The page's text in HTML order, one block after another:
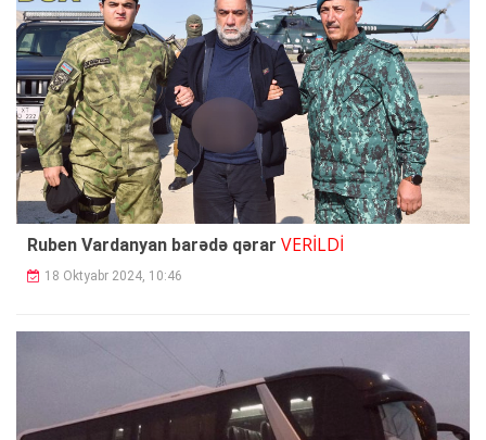
Ruben Vardanyan barədə qərar VERİLDİ
18 Oktyabr 2024, 10:46